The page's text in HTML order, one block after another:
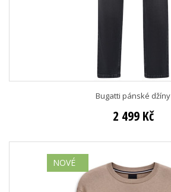
Bugatti pánské džíny
2 499 Kč
NOVÉ